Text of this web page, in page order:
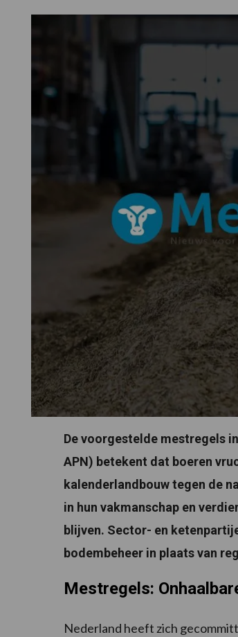
De voorgestelde mestregels
APN) betekent dat boeren
kalenderlandbouw tegen de
in hun vakmanschap en
blijven. Sector- en
bodembeheer in plaats van
Mestregels:
Nederland heeft zich